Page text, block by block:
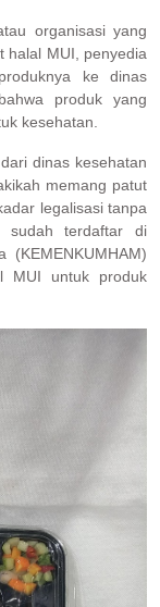
organisasi yang
halal MUI, penyedia
ke dinas
produk yang
kesehatan.
dinas kesehatan
memang patut
legalisasi tanpa
sudah terdaftar di
MUI untuk produk